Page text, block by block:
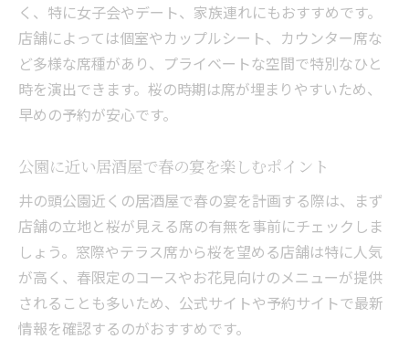
混雑しない居酒屋利用で快適お花見体験
居酒屋の飲み放題で春の宴会を楽しむコツ
予約が取りやすい居酒屋でお花見を満喫
話題の吉祥寺駅で叶う特別なお花見ディナー
吉祥寺駅利用で叶える特別なお花見体験
居酒屋の春限定メニューで季節を味わう楽
しみ
予約必須の居酒屋で過ごすお花見ディナー
居酒屋活用でデートや宴会も特別な夜に
公園散歩の後に立ち寄れる隠れ家居酒屋案内
居酒屋で公園散歩後の春夜を楽しむ方法
く、特に女子会やデート、家族連れにもおすすめです。
店舗によっては個室やカップルシート、カウンター席な
ど多様な席種があり、プライベートな空間で特別なひと
時を演出できます。桜の時期は席が埋まりやすいため、
早めの予約が安心です。
公園に近い居酒屋で春の宴を楽しむポイント
井の頭公園近くの居酒屋で春の宴を計画する際は、まず
店舗の立地と桜が見える席の有無を事前にチェックしま
しょう。窓際やテラス席から桜を望める店舗は特に人気
が高く、春限定のコースやお花見向けのメニューが提供
されることも多いため、公式サイトや予約サイトで最新
情報を確認するのがおすすめです。